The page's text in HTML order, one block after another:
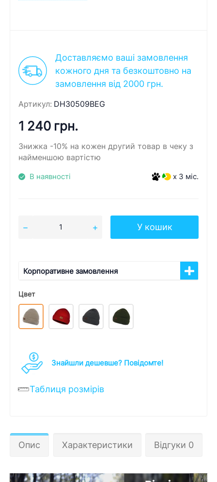
Доставляємо ваші замовлення
кожного дня та безкоштовно на
замовлення від 2000 грн.
Артикул: DH30509BEG
1 240 грн.
Знижка -10% на кожен другий товар в чеку з
найменшою вартістю
В наявності x 3 міс.
У кошик
Корпоративне замовлення
Цвет
Знайшли дешевше? Повідомте!
Таблиця розмірів
Опис Характеристики Відгуки 0